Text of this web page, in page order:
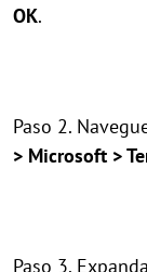
OK.
Paso 2.
> Microsoft >
Paso 3.